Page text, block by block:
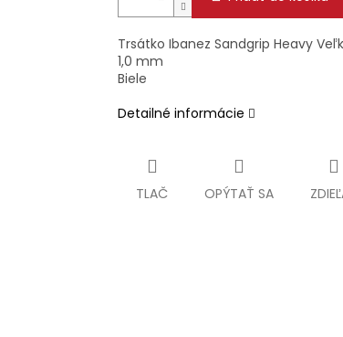
Trsátko Ibanez Sandgrip Heavy
1,0 mm
Biele
Detailné informácie
TLAČ OPÝTAŤ SA